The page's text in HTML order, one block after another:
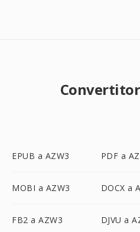
EPUB a AZW3 PDF a
MOBI a AZW3 DOCX a
FB2 a AZW3 DJVU a